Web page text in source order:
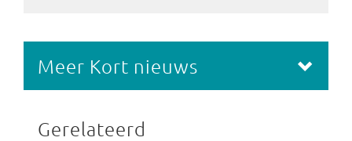
Meer Kort nieuws
Gerelateerd